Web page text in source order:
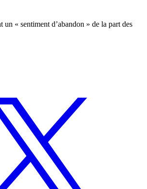
un « sentiment d’abandon » de la part des